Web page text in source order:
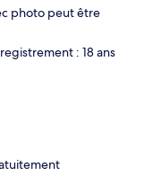
photo peut être
: 18 ans